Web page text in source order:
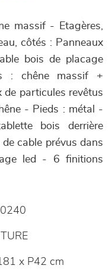
massif - Etagères,
côtés : Panneaux
bois de placage
: chêne massif +
de particules revêtus
- Pieds : métal -
bois derrière
cable prévus dans
led - 6 finitions
x P42 cm